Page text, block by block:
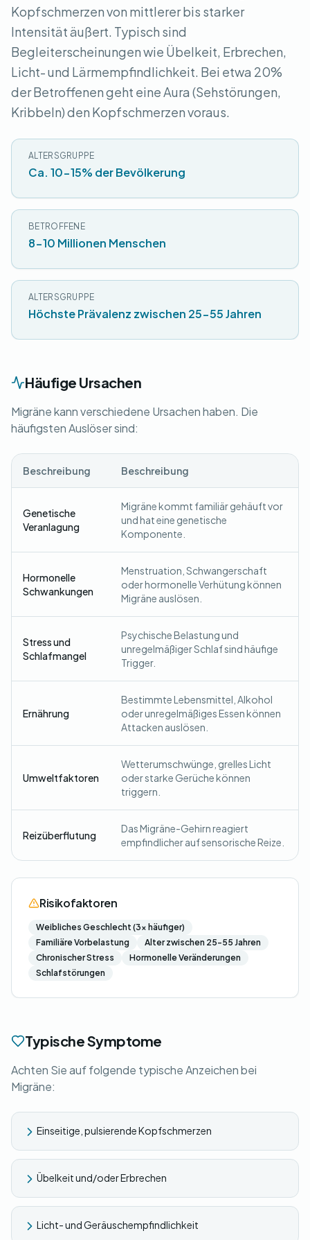
Kopfschmerzen von mittlerer bis starker
Intensität äußert. Typisch sind
Begleiterscheinungen wie Übelkeit, Erbrechen,
Licht- und Lärmempfindlichkeit. Bei etwa 20%
der Betroffenen geht eine Aura (Sehstörungen,
Kribbeln) den Kopfschmerzen voraus.
ALTERSGRUPPE
Ca. 10-15% der Bevölkerung
BETROFFENE
8-10 Millionen Menschen
ALTERSGRUPPE
Höchste Prävalenz zwischen 25-55 Jahren
Häufige Ursachen
Migräne kann verschiedene Ursachen haben. Die
häufigsten Auslöser sind:
Beschreibung Beschreibung
Genetische
Veranlagung
Migräne kommt familiär gehäuft vor
und hat eine genetische
Komponente.
Hormonelle
Schwankungen
Menstruation, Schwangerschaft
oder hormonelle Verhütung können
Migräne auslösen.
Stress und
Schlafmangel
Psychische Belastung und
unregelmäßiger Schlaf sind häufige
Trigger.
Ernährung
Bestimmte Lebensmittel, Alkohol
oder unregelmäßiges Essen können
Attacken auslösen.
Umweltfaktoren
Wetterumschwünge, grelles Licht
oder starke Gerüche können
triggern.
Reizüberflutung
Das Migräne-Gehirn reagiert
empfindlicher auf sensorische Reize.
Risikofaktoren
Weibliches Geschlecht (3x häufiger)
Familiäre Vorbelastung
Alter zwischen 25-55 Jahren
Chronischer Stress
Hormonelle Veränderungen
Schlafstörungen
Typische Symptome
Achten Sie auf folgende typische Anzeichen bei
Migräne:
Einseitige, pulsierende Kopfschmerzen
Übelkeit und/oder Erbrechen
Licht- und Geräuschempfindlichkeit